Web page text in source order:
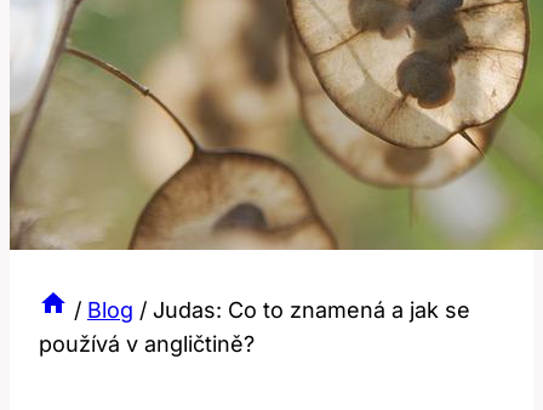
/ Blog / Judas: Co to znamená a jak se
používá v angličtině?